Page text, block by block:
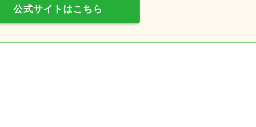
公式サイトはこちら